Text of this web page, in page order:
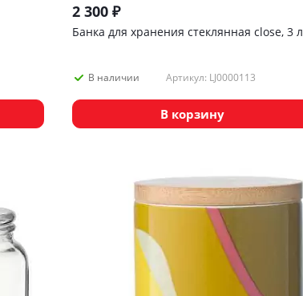
2 300₽
Банка для хранения стеклянная close, 3 л
В наличии Артикул: LJ0000113
В корзину